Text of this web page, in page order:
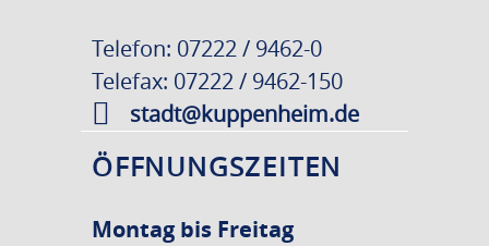
Telefon: 07222 / 9462-0
Telefax: 07222 / 9462-150
stadt@kuppenheim.de
ÖFFNUNGSZEITEN
Montag bis Freitag